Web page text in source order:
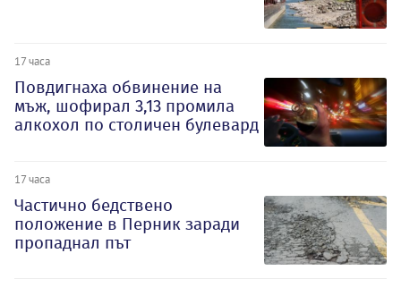
17 часа
Повдигнаха обвинение на
мъж, шофирал 3,13 промила
алкохол по столичен булевард
17 часа
Частично бедствено
положение в Перник заради
пропаднал път